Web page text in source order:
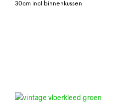
30cm incl binnenkussen